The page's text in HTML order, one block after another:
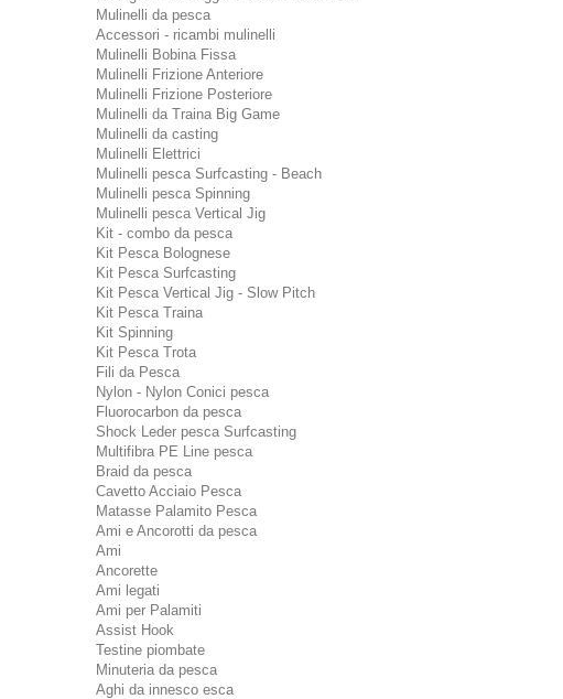
Mulinelli da pesca
Accessori - ricambi mulinelli
Mulinelli Bobina Fissa
Mulinelli Frizione Anteriore
Mulinelli Frizione Posteriore
Mulinelli da Traina Big Game
Mulinelli da casting
Mulinelli Elettrici
Mulinelli pesca Surfcasting - Beach
Mulinelli pesca Spinning
Mulinelli pesca Vertical Jig
Kit - combo da pesca
Kit Pesca Bolognese
Kit Pesca Surfcasting
Kit Pesca Vertical Jig - Slow Pitch
Kit Pesca Traina
Kit Spinning
Kit Pesca Trota
Fili da Pesca
Nylon - Nylon Conici pesca
Fluorocarbon da pesca
Shock Leder pesca Surfcasting
Multifibra PE Line pesca
Braid da pesca
Cavetto Acciaio Pesca
Matasse Palamito Pesca
Ami e Ancorotti da pesca
Ami
Ancorette
Ami legati
Ami per Palamiti
Assist Hook
Testine piombate
Minuteria da pesca
Aghi da innesco esca